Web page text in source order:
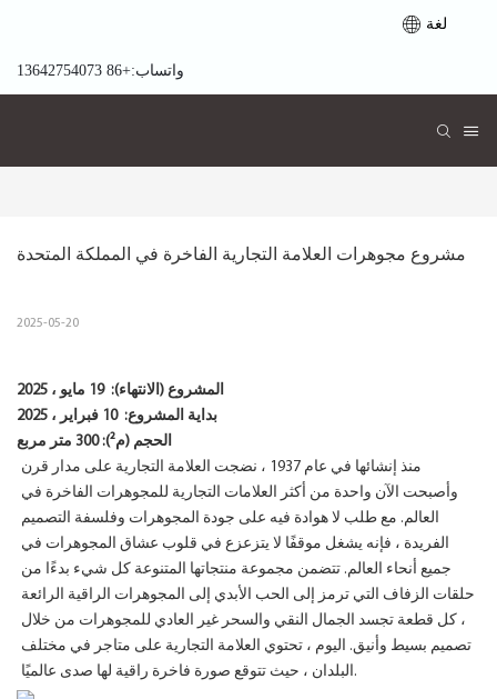
لغة
واتساب:+86 13642754073
مشروع مجوهرات العلامة التجارية الفاخرة في المملكة المتحدة
2025-05-20
المشروع (الانتهاء): 19 مايو ، 2025
بداية المشروع: 10 فبراير ، 2025
الحجم (م²): 300 متر مربع
منذ إنشائها في عام 1937 ، نضجت العلامة التجارية على مدار قرن
وأصبحت الآن واحدة من أكثر العلامات التجارية للمجوهرات الفاخرة في
العالم. مع طلب لا هوادة فيه على جودة المجوهرات وفلسفة التصميم
الفريدة ، فإنه يشغل موقفًا لا يتزعزع في قلوب عشاق المجوهرات في
جميع أنحاء العالم. تتضمن مجموعة منتجاتها المتنوعة كل شيء بدءًا من
حلقات الزفاف التي ترمز إلى الحب الأبدي إلى المجوهرات الراقية الرائعة
، كل قطعة تجسد الجمال النقي والسحر غير العادي للمجوهرات من خلال
تصميم بسيط وأنيق. اليوم ، تحتوي العلامة التجارية على متاجر في مختلف
البلدان ، حيث تتوقع صورة فاخرة راقية لها صدى عالميًا.